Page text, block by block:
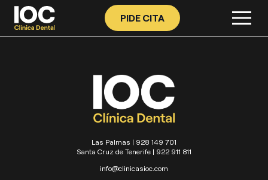
PIDE CITA
Las Palmas | 928 149 701
Santa Cruz de Tenerife | 922 911 811
info@clinicasioc.com